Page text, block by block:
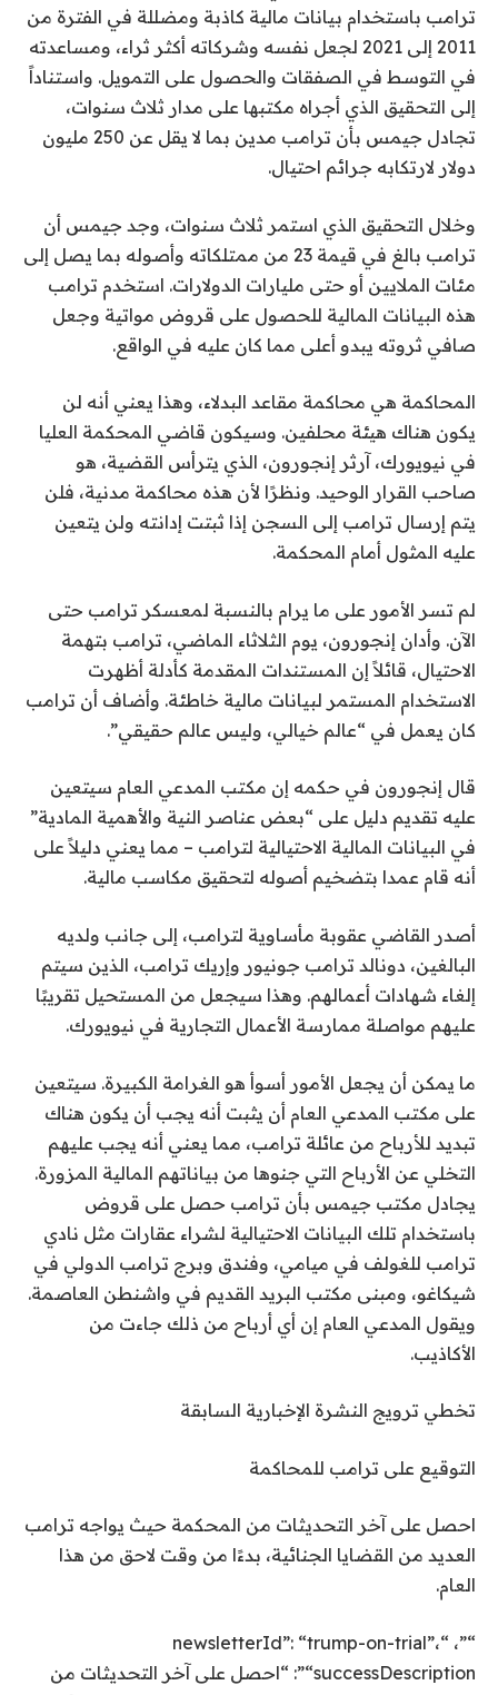
ترامب باستخدام بيانات مالية كاذبة ومضللة في الفترة من
2011 إلى 2021 لجعل نفسه وشركاته أكثر ثراء، ومساعدته
في التوسط في الصفقات والحصول على التمويل. واستناداً
إلى التحقيق الذي أجراه مكتبها على مدار ثلاث سنوات،
تجادل جيمس بأن ترامب مدين بما لا يقل عن 250 مليون
دولار لارتكابه جرائم احتيال.
وخلال التحقيق الذي استمر ثلاث سنوات، وجد جيمس أن
ترامب بالغ في قيمة 23 من ممتلكاته وأصوله بما يصل إلى
مئات الملايين أو حتى مليارات الدولارات. استخدم ترامب
هذه البيانات المالية للحصول على قروض مواتية وجعل
صافي ثروته يبدو أعلى مما كان عليه في الواقع.
المحاكمة هي محاكمة مقاعد البدلاء، وهذا يعني أنه لن
يكون هناك هيئة محلفين. وسيكون قاضي المحكمة العليا
في نيويورك، آرثر إنجورون، الذي يترأس القضية، هو
صاحب القرار الوحيد. ونظرًا لأن هذه محاكمة مدنية، فلن
يتم إرسال ترامب إلى السجن إذا ثبتت إدانته ولن يتعين
عليه المثول أمام المحكمة.
لم تسر الأمور على ما يرام بالنسبة لمعسكر ترامب حتى
الآن. وأدان إنجورون، يوم الثلاثاء الماضي، ترامب بتهمة
الاحتيال، قائلاً إن المستندات المقدمة كأدلة أظهرت
الاستخدام المستمر لبيانات مالية خاطئة. وأضاف أن ترامب
كان يعمل في “عالم خيالي، وليس عالم حقيقي”.
قال إنجورون في حكمه إن مكتب المدعي العام سيتعين
عليه تقديم دليل على “بعض عناصر النية والأهمية المادية”
في البيانات المالية الاحتيالية لترامب – مما يعني دليلاً على
أنه قام عمدا بتضخيم أصوله لتحقيق مكاسب مالية.
أصدر القاضي عقوبة مأساوية لترامب، إلى جانب ولديه
البالغين، دونالد ترامب جونيور وإريك ترامب، الذين سيتم
إلغاء شهادات أعمالهم. وهذا سيجعل من المستحيل تقريبًا
عليهم مواصلة ممارسة الأعمال التجارية في نيويورك.
ما يمكن أن يجعل الأمور أسوأ هو الغرامة الكبيرة. سيتعين
على مكتب المدعي العام أن يثبت أنه يجب أن يكون هناك
تبديد للأرباح من عائلة ترامب، مما يعني أنه يجب عليهم
التخلي عن الأرباح التي جنوها من بياناتهم المالية المزورة.
يجادل مكتب جيمس بأن ترامب حصل على قروض
باستخدام تلك البيانات الاحتيالية لشراء عقارات مثل نادي
ترامب للغولف في ميامي، وفندق وبرج ترامب الدولي في
شيكاغو، ومبنى مكتب البريد القديم في واشنطن العاصمة.
ويقول المدعي العام إن أي أرباح من ذلك جاءت من
الأكاذيب.
تخطي ترويج النشرة الإخبارية السابقة
التوقيع على ترامب للمحاكمة
احصل على آخر التحديثات من المحكمة حيث يواجه ترامب
العديد من القضايا الجنائية، بدءًا من وقت لاحق من هذا
العام.
“”، “newsletterId”: “trump-on-trial”،
“successDescription”: “احصل على آخر التحديثات من